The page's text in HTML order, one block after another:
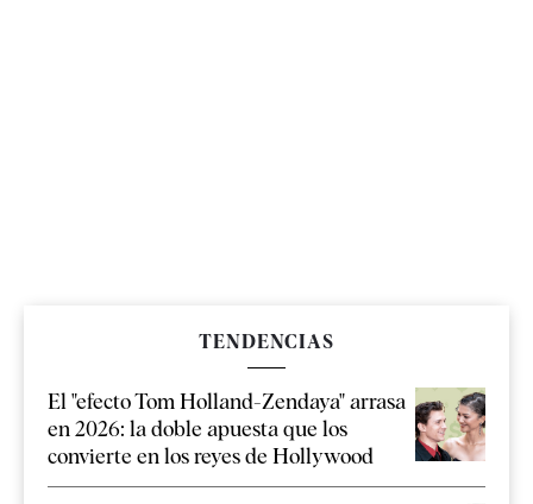
TENDENCIAS
El "efecto Tom Holland-Zendaya" arrasa
en 2026: la doble apuesta que los
convierte en los reyes de Hollywood